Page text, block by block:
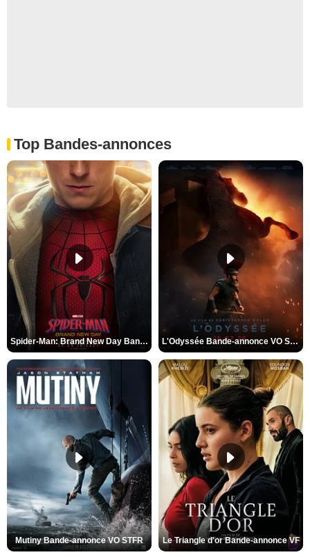
Top Bandes-annonces
Spider-Man: Brand New Day Bande-annonce VO STFR L'Odyssée Bande-annonce VO STFR
Mutiny Bande-annonce VO STFR Le Triangle d'or Bande-annonce VF